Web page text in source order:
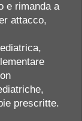
e rimanda a
attacco,
prescritte.